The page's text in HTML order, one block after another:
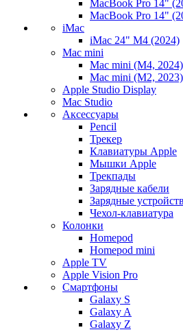
MacBook Pro 14"
MacBook Pro 14"
iMac
iMac 24" M4 (2024)
Mac mini
Mac mini (M4, 2024)
Mac mini (M2, 2023)
Apple Studio Display
Mac Studio
Аксессуары
Pencil
Трекер
Клавиатуры Apple
Мышки Apple
Трекпады
Зарядные кабели
Зарядные
Чехол-клавиатура
Колонки
Homepod
Homepod mini
Apple TV
Apple Vision Pro
Смартфоны
Galaxy S
Galaxy A
Galaxy Z